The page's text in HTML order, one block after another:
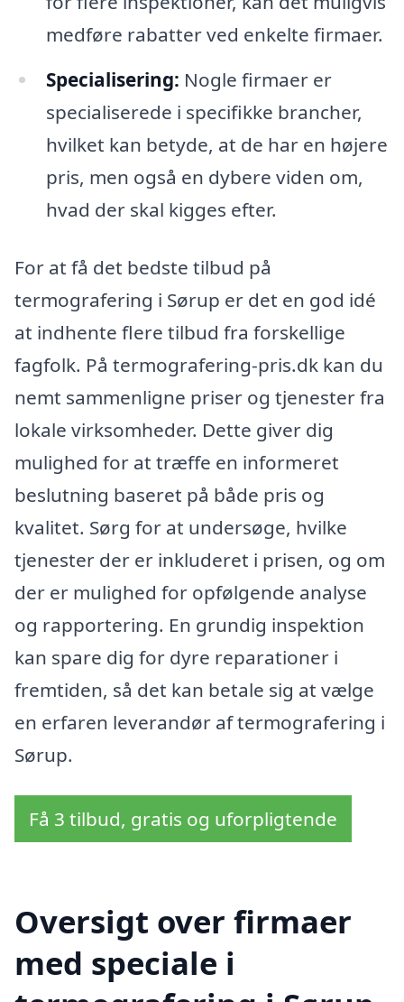
medføre rabatter ved enkelte firmaer.
Specialisering: Nogle firmaer er
specialiserede i specifikke brancher,
hvilket kan betyde, at de har en højere
pris, men også en dybere viden om,
hvad der skal kigges efter.
For at få det bedste tilbud på
termografering i Sørup er det en god idé
at indhente flere tilbud fra forskellige
fagfolk. På termografering-pris.dk kan du
nemt sammenligne priser og tjenester fra
lokale virksomheder. Dette giver dig
mulighed for at træffe en informeret
beslutning baseret på både pris og
kvalitet. Sørg for at undersøge, hvilke
tjenester der er inkluderet i prisen, og om
der er mulighed for opfølgende analyse
og rapportering. En grundig inspektion
kan spare dig for dyre reparationer i
fremtiden, så det kan betale sig at vælge
en erfaren leverandør af termografering i
Sørup.
Få 3 tilbud, gratis og uforpligtende
Oversigt over firmaer
med speciale i